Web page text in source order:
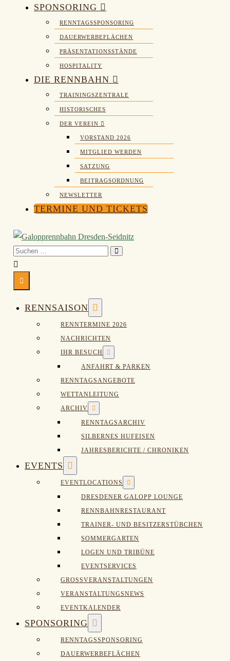
SPONSORING
RENNTAGSSPONSORING
DAUERWERBEFLÄCHEN
PRÄSENTATIONSSTÄNDE
HOSPITALITY
DIE RENNBAHN
TRAININGSZENTRALE
HISTORISCHES
DER VEREIN
VORSTAND 2026
MITGLIED WERDEN
SATZUNG
BEITRAGSORDNUNG
NEWSLETTER
TERMINE UND TICKETS
Suche-
Schalter
Suchen
nach:
RENNSAISON Menü-
Schalter
RENNTERMINE 2026
NACHRICHTEN
IHR BESUCH
Menü-
ANFAHRT & PARKEN
RENNTAGSANGEBOTE
WETTANLEITUNG
ARCHIV
Menü-
RENNTAGSARCHIV
SILBERNES HUFEISEN
JAHRESBERICHTE / CHRONIKEN
EVENTS Menü-
Schalter
EVENTLOCATIONS
Menü-
DRESDENER GALOPP LOUNGE
RENNBAHNRESTAURANT
TRAINER- UND BESITZERSTÜBCHEN
SOMMERGARTEN
LOGEN UND TRIBÜNE
EVENTSERVICES
GROSSVERANSTALTUNGEN
VERANSTALTUNGSNEWS
EVENTKALENDER
SPONSORING Menü-
Schalter
RENNTAGSSPONSORING
DAUERWERBEFLÄCHEN